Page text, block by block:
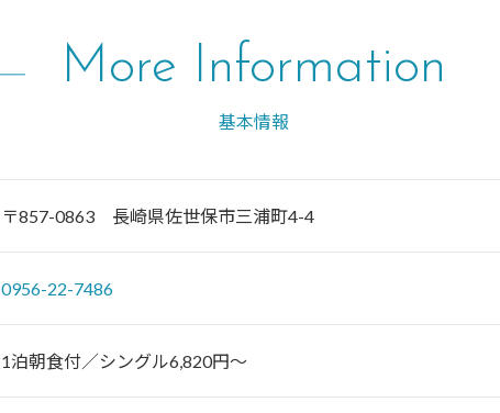
More Information
基本情報
〒857-0863 長崎県佐世保市三浦町4-4
0956-22-7486
1泊朝食付／シングル6,820円～